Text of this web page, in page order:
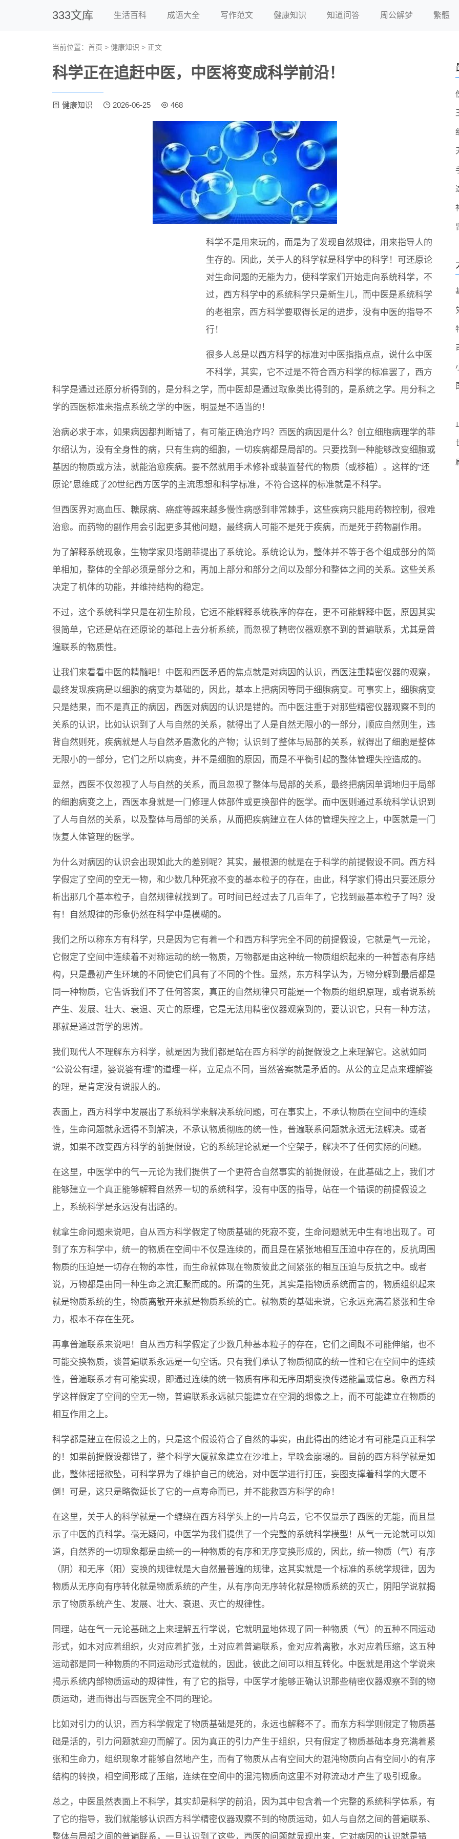
333文库 生活百科 成语大全 写作范文 健康知识 知道问答 周公解梦 繁體
当前位置： 首页 > 健康知识 > 正文
科学正在追赶中医，中医将变成科学前沿！
健康知识 2026-06-25 468
科学不是用来玩的，而是为了发现自然规律，用来指导人的
生存的。因此，关于人的科学就是科学中的科学！可还原论
对生命问题的无能为力，使科学家们开始走向系统科学，不
过，西方科学中的系统科学只是新生儿，而中医是系统科学
的老祖宗，西方科学要取得长足的进步，没有中医的指导不
行！
很多人总是以西方科学的标准对中医指指点点，说什么中医
不科学，其实，它不过是不符合西方科学的标准罢了，西方
科学是通过还原分析得到的，是分科之学，而中医却是通过取象类比得到的，是系统之学。用分科之
学的西医标准来指点系统之学的中医，明显是不适当的！
治病必求于本，如果病因都判断错了，有可能正确治疗吗？西医的病因是什么？创立细胞病理学的菲
尔绍认为，没有全身性的病，只有生病的细胞，一切疾病都是局部的。只要找到一种能够改变细胞或
基因的物质或方法，就能治愈疾病。要不然就用手术修补或装置替代的物质（或移植）。这样的“还
原论”思维成了20世纪西方医学的主流思想和科学标准，不符合这样的标准就是不科学。
但西医界对高血压、糖尿病、癌症等越来越多慢性病感到非常棘手，这些疾病只能用药物控制，很难
治愈。而药物的副作用会引起更多其他问题，最终病人可能不是死于疾病，而是死于药物副作用。
为了解释系统现象，生物学家贝塔朗菲提出了系统论。系统论认为，整体并不等于各个组成部分的简
单相加，整体的全部必须是部分之和，再加上部分和部分之间以及部分和整体之间的关系。这些关系
决定了机体的功能，并维持结构的稳定。
不过，这个系统科学只是在初生阶段，它远不能解释系统秩序的存在，更不可能解释中医，原因其实
很简单，它还是站在还原论的基础上去分析系统，而忽视了精密仪器观察不到的普遍联系，尤其是普
遍联系的物质性。
让我们来看看中医的精髓吧！中医和西医矛盾的焦点就是对病因的认识，西医注重精密仪器的观察，
最终发现疾病是以细胞的病变为基础的，因此，基本上把病因等同于细胞病变。可事实上，细胞病变
只是结果，而不是真正的病因，西医对病因的认识是错的。而中医注重于对那些精密仪器观察不到的
关系的认识，比如认识到了人与自然的关系，就得出了人是自然无限小的一部分，顺应自然则生，违
背自然则死，疾病就是人与自然矛盾激化的产物；认识到了整体与局部的关系，就得出了细胞是整体
无限小的一部分，它们之所以病变，并不是细胞的原因，而是不平衡引起的整体管理失控造成的。
显然，西医不仅忽视了人与自然的关系，而且忽视了整体与局部的关系，最终把病因单调地归于局部
的细胞病变之上，西医本身就是一门修理人体部件或更换部件的医学。而中医则通过系统科学认识到
了人与自然的关系，以及整体与局部的关系，从而把疾病建立在人体的管理失控之上，中医就是一门
恢复人体管理的医学。
为什么对病因的认识会出现如此大的差别呢？其实，最根源的就是在于科学的前提假设不同。西方科
学假定了空间的空无一物，和少数几种死寂不变的基本粒子的存在，由此，科学家们得出只要还原分
析出那几个基本粒子，自然规律就找到了。可时间已经过去了几百年了，它找到最基本粒子了吗？没
有！自然规律的形象仍然在科学中是模糊的。
我们之所以称东方有科学，只是因为它有着一个和西方科学完全不同的前提假设，它就是气一元论，
它假定了空间中连续着不对称运动的统一物质，万物都是由这种统一物质组织起来的一种暂态有序结
构，只是最初产生环境的不同使它们具有了不同的个性。显然，东方科学认为，万物分解到最后都是
同一种物质，它告诉我们不了任何答案，真正的自然规律只可能是一个物质的组织原理，或者说系统
产生、发展、壮大、衰退、灭亡的原理，它是无法用精密仪器观察到的，要认识它，只有一种方法，
那就是通过哲学的思辨。
我们现代人不理解东方科学，就是因为我们都是站在西方科学的前提假设之上来理解它。这就如同
“公说公有理，婆说婆有理”的道理一样，立足点不同，当然答案就是矛盾的。从公的立足点来理解婆
的理，是肯定没有说服人的。
表面上，西方科学中发展出了系统科学来解决系统问题，可在事实上，不承认物质在空间中的连续
性，生命问题就永远得不到解决，不承认物质彻底的统一性，普遍联系问题就永远无法解决。或者
说，如果不改变西方科学的前提假设，它的系统理论就是一个空架子，解决不了任何实际的问题。
在这里，中医学中的气一元论为我们提供了一个更符合自然事实的前提假设，在此基础之上，我们才
能够建立一个真正能够解释自然界一切的系统科学，没有中医的指导，站在一个错误的前提假设之
上，系统科学是永远没有出路的。
就拿生命问题来说吧，自从西方科学假定了物质基础的死寂不变，生命问题就无中生有地出现了。可
到了东方科学中，统一的物质在空间中不仅是连续的，而且是在紧张地相互压迫中存在的，反抗周围
物质的压迫是一切存在物的本性，而生命就体现在物质彼此之间紧张的相互压迫与反抗之中。或者
说，万物都是由同一种生命之流汇聚而成的。所谓的生死，其实是指物质系统而言的，物质组织起来
就是物质系统的生，物质离散开来就是物质系统的亡。就物质的基础来说，它永远充满着紧张和生命
力，根本不存在生死。
再拿普遍联系来说吧！自从西方科学假定了少数几种基本粒子的存在，它们之间既不可能伸缩，也不
可能交换物质，谈普遍联系永远是一句空话。只有我们承认了物质彻底的统一性和它在空间中的连续
性，普遍联系才有可能实现，即通过连续的统一物质有序和无序周期变换传递能量或信息。象西方科
学这样假定了空间的空无一物，普遍联系永远就只能建立在空洞的想像之上，而不可能建立在物质的
相互作用之上。
科学都是建立在假设之上的，只是这个假设符合了自然的事实，由此得出的结论才有可能是真正科学
的！如果前提假设都错了，整个科学大厦就象建立在沙堆上，早晚会崩塌的。目前的西方科学就是如
此，整体摇摇欲坠，可科学界为了维护自己的统治，对中医学进行打压，妄图支撑着科学的大厦不
倒！可是，这只是略微延长了它的一点寿命而已，并不能救西方科学的命！
在这里，关于人的科学就是一个缠绕在西方科学头上的一片乌云，它不仅显示了西医的无能，而且显
示了中医的真科学。毫无疑问，中医学为我们提供了一个完整的系统科学模型！从气一元论就可以知
道，自然界的一切现象都是由统一的一种物质的有序和无序变换形成的，因此，统一物质（气）有序
（阴）和无序（阳）变换的规律就是大自然最普遍的规律，这其实就是一个标准的系统学规律，因为
物质从无序向有序转化就是物质系统的产生，从有序向无序转化就是物质系统的灭亡，阴阳学说就揭
示了物质系统产生、发展、壮大、衰退、灭亡的规律性。
同理，站在气一元论基础之上来理解五行学说，它就明显地体现了同一种物质（气）的五种不同运动
形式，如木对应着组织，火对应着扩张，土对应着普遍联系，金对应着离散，水对应着压缩，这五种
运动都是同一种物质的不同运动形式造就的，因此，彼此之间可以相互转化。中医就是用这个学说来
揭示系统内部物质运动的规律性，有了它的指导，中医学才能够正确认识那些精密仪器观察不到的物
质运动，进而得出与西医完全不同的理论。
比如对引力的认识，西方科学假定了物质基础是死的，永远也解释不了。而东方科学则假定了物质基
础是活的，引力问题就迎刃而解了。因为真正的引力产生于组织，只有假定了物质基础本身充满着紧
张和生命力，组织现象才能够自然地产生，而有了物质从占有空间大的混沌物质向占有空间小的有序
结构的转换，相空间形成了压缩，连续在空间中的混沌物质向这里不对称流动才产生了吸引现象。
总之，中医虽然表面上不科学，其实却是科学的前沿，因为其中包含着一个完整的系统科学体系，有
了它的指导，我们就能够认识西方科学精密仪器观察不到的物质运动，如人与自然之间的普遍联系、
整体与局部之间的普遍联系，一旦认识到了这些，西医的问题就显现出来，它对病因的认识就是错